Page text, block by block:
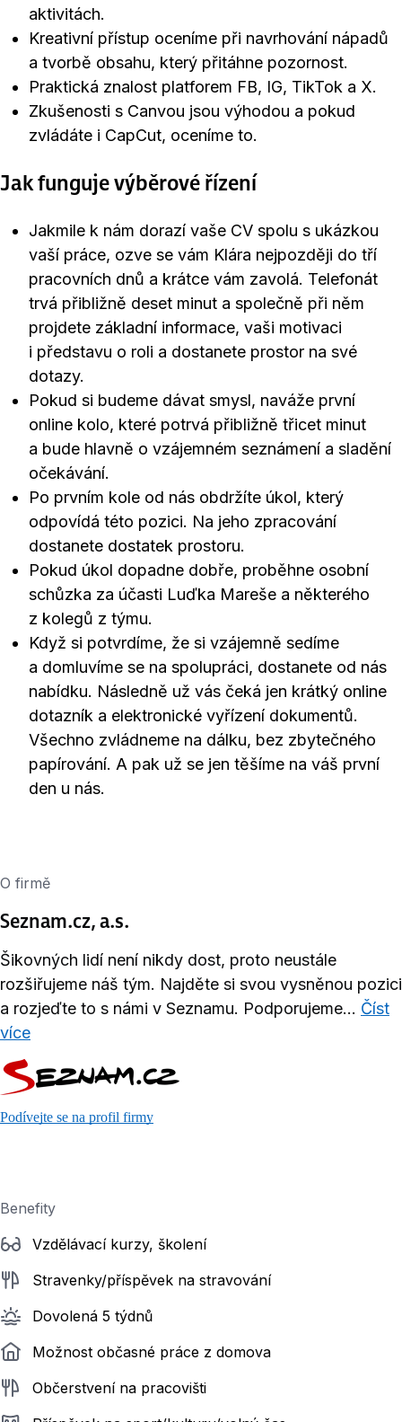
aktivitách.
Kreativní přístup oceníme při navrhování nápadů
a tvorbě obsahu, který přitáhne pozornost.
Praktická znalost platforem FB, IG, TikTok a X.
Zkušenosti s Canvou jsou výhodou a pokud
zvládáte i CapCut, oceníme to.
Jak funguje výběrové řízení
Jakmile k nám dorazí vaše CV spolu s ukázkou
vaší práce, ozve se vám Klára nejpozději do tří
pracovních dnů a krátce vám zavolá. Telefonát
trvá přibližně deset minut a společně při něm
projdete základní informace, vaši motivaci
i představu o roli a dostanete prostor na své
dotazy.
Pokud si budeme dávat smysl, naváže první
online kolo, které potrvá přibližně třicet minut
a bude hlavně o vzájemném seznámení a sladění
očekávání.
Po prvním kole od nás obdržíte úkol, který
odpovídá této pozici. Na jeho zpracování
dostanete dostatek prostoru.
Pokud úkol dopadne dobře, proběhne osobní
schůzka za účasti Luďka Mareše a některého
z kolegů z týmu.
Když si potvrdíme, že si vzájemně sedíme
a domluvíme se na spolupráci, dostanete od nás
nabídku. Následně už vás čeká jen krátký online
dotazník a elektronické vyřízení dokumentů.
Všechno zvládneme na dálku, bez zbytečného
papírování. A pak už se jen těšíme na váš první
den u nás.
O firmě
Seznam.cz, a.s.
Šikovných lidí není nikdy dost, proto neustále
rozšiřujeme náš tým. Najděte si svou vysněnou pozici
a rozjeďte to s námi v Seznamu. Podporujeme... Číst
více
Podívejte se na profil firmy
Benefity
Vzdělávací kurzy, školení
Stravenky/příspěvek na stravování
Dovolená 5 týdnů
Možnost občasné práce z domova
Občerstvení na pracovišti